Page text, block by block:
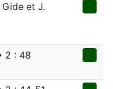
Gide et J.
2 : 48